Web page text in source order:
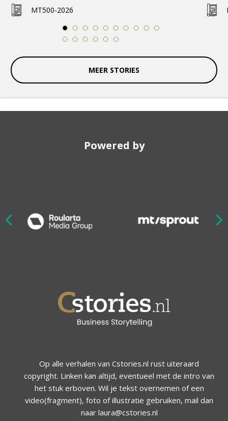
MT500-2026
1
2 3 4 5 6 7 8 9
10
11 12 13 14 15 16
MEER STORIES
Powered by
Op alle verhalen van Cstories.nl rust uiteraard
copyright. Linken kan altijd, eventueel met de intro van
het stuk erboven. Wil je tekst overnemen of een
video(fragment), foto of illustratie gebruiken, mail dan
naar laura@cstories.nl